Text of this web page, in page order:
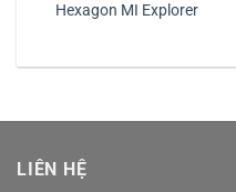
Hexagon MI Explorer
LIÊN HỆ